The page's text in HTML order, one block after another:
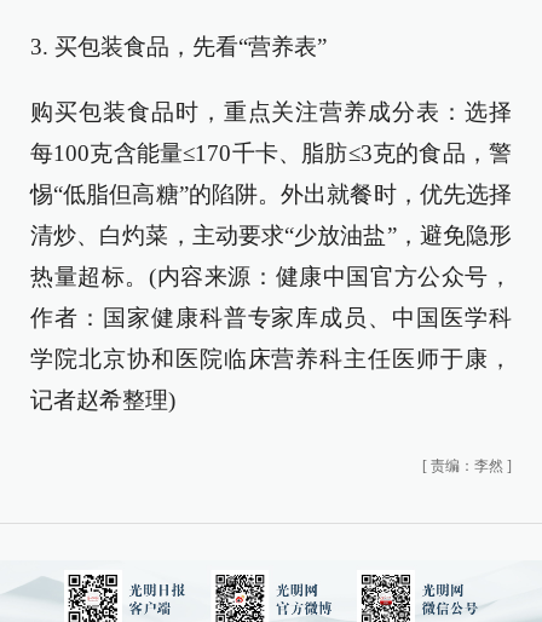
3. 买包装食品，先看“营养表”
购买包装食品时，重点关注营养成分表：选择
每100克含能量≤170千卡、脂肪≤3克的食品，警
惕“低脂但高糖”的陷阱。外出就餐时，优先选择
清炒、白灼菜，主动要求“少放油盐”，避免隐形
热量超标。(内容来源：健康中国官方公众号，
作者：国家健康科普专家库成员、中国医学科
学院北京协和医院临床营养科主任医师于康，
记者赵希整理)
[ 责编：李然 ]